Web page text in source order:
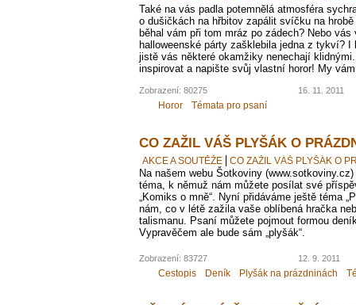
Také na vás padla potemnělá atmosféra
o dušičkách na hřbitov zapálit svíčku na
běhal vám při tom mráz po zádech? Nebo
halloweenské párty zašklebila jedna z tykví?
jistě vás některé okamžiky nenechají
inspirovat a napište svůj vlastní horor! My
Zobrazení: 80275 16. 11. 2011
Horor Témata pro psaní
CO ZAŽIL VÁŠ PLYŠÁK O
AKCE A SOUTĚŽE CO ZAŽIL VÁŠ PLYŠÁK O
Na našem webu Šotkoviny
téma, k němuž nám můžete posílat své
„Komiks o mně“. Nyní přidáváme ještě téma
nám, co v létě zažila vaše oblíbená hračka
talismanu. Psaní můžete pojmout formou
Vypravěčem ale bude sám „plyšák“.
Zobrazení: 83727 12. 9. 2011
Cestopis Deník Plyšák na prázdninách